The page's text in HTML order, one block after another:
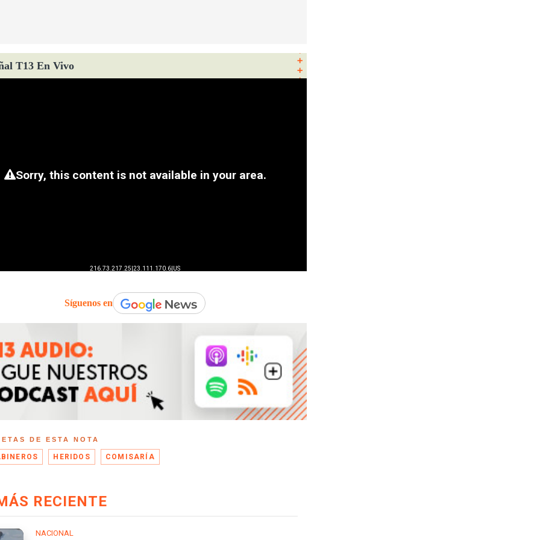
T13 En Vivo
Síguenos en
DE ESTA NOTA
HERIDOS COMISARÍA
RECIENTE
NACIONAL